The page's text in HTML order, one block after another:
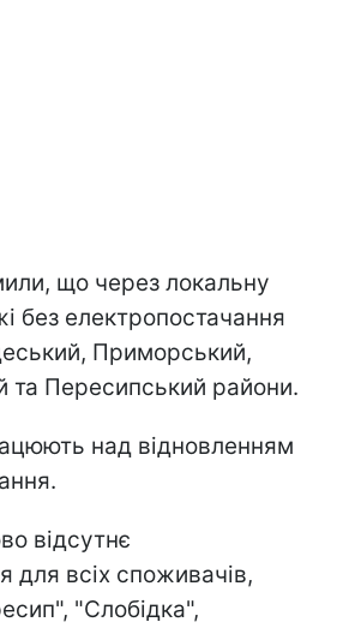
що через локальну
без електропостачання
Приморський,
та Пересипський райони.
над відновленням
відсутнє
для всіх споживачів,
"Слобідка",